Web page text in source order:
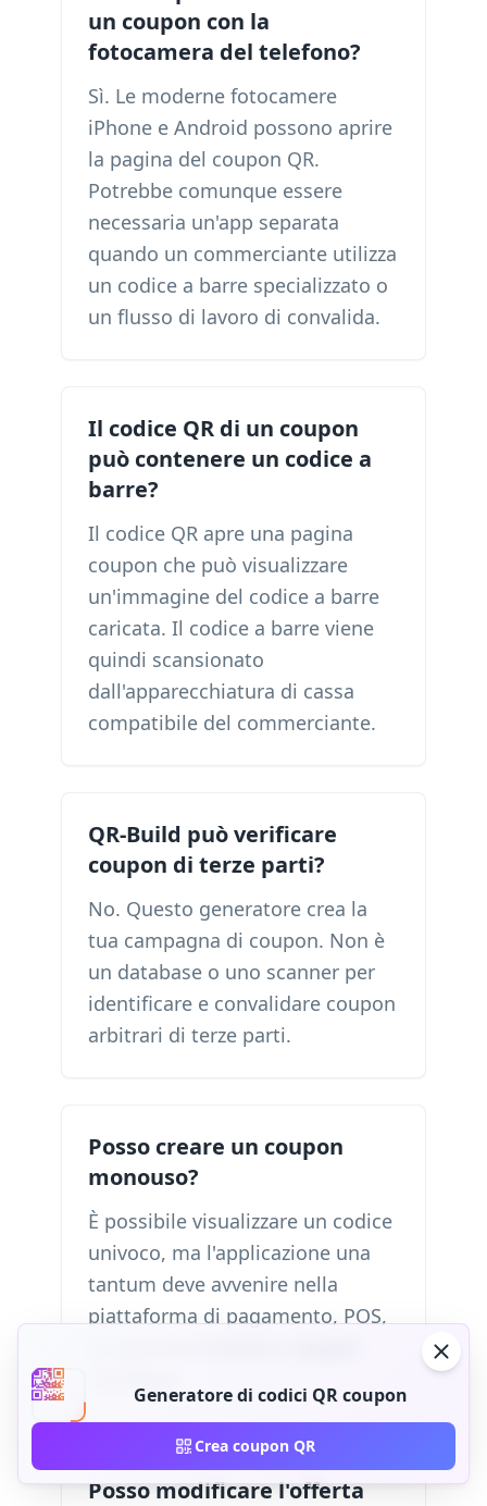
un coupon con la
fotocamera del telefono?
Sì. Le moderne fotocamere
iPhone e Android possono aprire
la pagina del coupon QR.
Potrebbe comunque essere
necessaria un'app separata
quando un commerciante utilizza
un codice a barre specializzato o
un flusso di lavoro di convalida.
Il codice QR di un coupon
può contenere un codice a
barre?
Il codice QR apre una pagina
coupon che può visualizzare
un'immagine del codice a barre
caricata. Il codice a barre viene
quindi scansionato
dall'apparecchiatura di cassa
compatibile del commerciante.
QR-Build può verificare
coupon di terze parti?
No. Questo generatore crea la
tua campagna di coupon. Non è
un database o uno scanner per
identificare e convalidare coupon
arbitrari di terze parti.
Posso creare un coupon
monouso?
È possibile visualizzare un codice
univoco, ma l'applicazione una
tantum deve avvenire nella
piattaforma di pagamento, POS,
Posso modificare l'offerta
Generatore di codici QR coupon
Crea coupon QR